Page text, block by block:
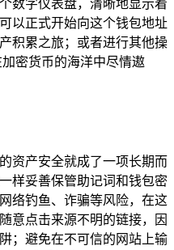
数字仪表盘，清晰地显示着
以正式开始向这个钱包地址
积累之旅；或者进行其他操
密货币的海洋中尽情遨
资产安全就成了一项长期而
样妥善保管助记词和钱包密
络钓鱼、诈骗等风险，在这
意点击来源不明的链接，因
；避免在不可信的网站上输